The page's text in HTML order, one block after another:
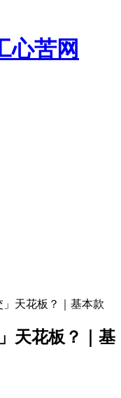
心苦网
天花板？｜基本款
天花板？｜基